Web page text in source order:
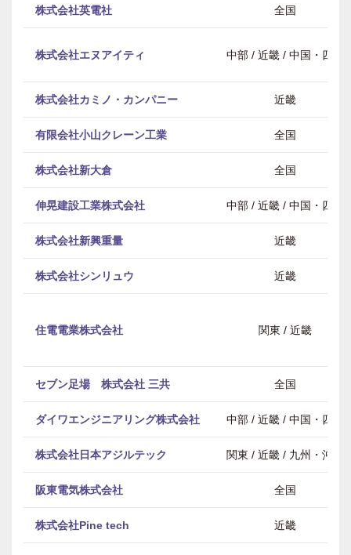
株式会社英電社 全国
株式会社エヌアイティ 中部 / 近畿 / 中国・四国
株式会社カミノ・カンパニー 近畿
有限会社小山クレーン工業 全国
株式会社新大倉 全国
伸晃建設工業株式会社 中部 / 近畿 / 中国・四国
株式会社新興重量 近畿
株式会社シンリュウ 近畿
住電電業株式会社 関東 / 近畿
セブン足場 株式会社 三共 全国
ダイワエンジニアリング株式会社 中部 / 近畿 / 中国・四国
株式会社日本アジルテック 関東 / 近畿 / 九州・沖縄
阪東電気株式会社 全国
株式会社Pine tech 近畿